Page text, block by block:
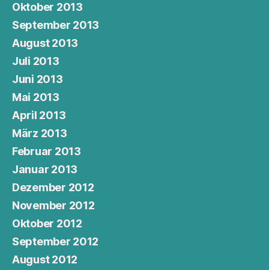
Oktober 2013
September 2013
August 2013
Juli 2013
Juni 2013
Mai 2013
April 2013
März 2013
Februar 2013
Januar 2013
Dezember 2012
November 2012
Oktober 2012
September 2012
August 2012